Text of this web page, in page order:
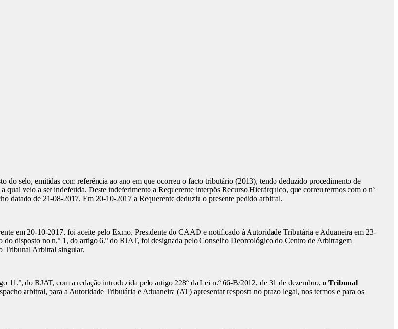
do selo, emitidas com referência ao ano em que ocorreu o facto tributário (2013), tendo deduzido procedimento de
veio a ser indeferida. Deste indeferimento a Requerente interpôs Recurso Hierárquico, que correu termos com o nº
de 21-08-2017. Em 20-10-2017 a Requerente deduziu o presente pedido arbitral.
em 20-10-2017, foi aceite pelo Exmo. Presidente do CAAD e notificado à Autoridade Tributária e Aduaneira em 23-
disposto no n.º 1, do artigo 6.º do RJAT, foi designada pelo Conselho Deontológico do Centro de Arbitragem
Tribunal Arbitral singular.
11.º, do RJAT, com a redação introduzida pelo artigo 228º da Lei n.º 66-B/2012, de 31 de dezembro, o Tribunal
arbitral, para a Autoridade Tributária e Aduaneira (AT) apresentar resposta no prazo legal, nos termos e para os